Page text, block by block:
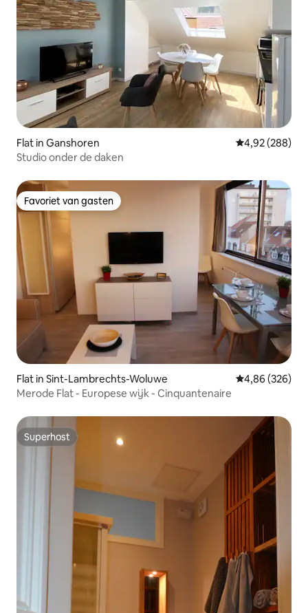
Flat in Ganshoren Gemiddelde
4,92 (288)
Studio onder de daken
Favoriet van gasten
Favoriet van gasten
Flat in Sint-Lambrechts-Woluwe Gemiddelde
4,86 (326)
Merode Flat - Europese wijk - Cinquantenaire
Superhost
Superhost